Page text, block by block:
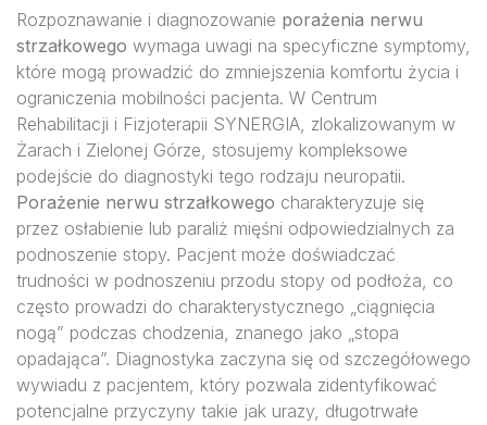
Rozpoznawanie i diagnozowanie porażenia nerwu
strzałkowego wymaga uwagi na specyficzne symptomy,
które mogą prowadzić do zmniejszenia komfortu życia i
ograniczenia mobilności pacjenta. W Centrum
Rehabilitacji i Fizjoterapii SYNERGIA, zlokalizowanym w
Żarach i Zielonej Górze, stosujemy kompleksowe
podejście do diagnostyki tego rodzaju neuropatii.
Porażenie nerwu strzałkowego charakteryzuje się
przez osłabienie lub paraliż mięśni odpowiedzialnych za
podnoszenie stopy. Pacjent może doświadczać
trudności w podnoszeniu przodu stopy od podłoża, co
często prowadzi do charakterystycznego „ciągnięcia
nogą” podczas chodzenia, znanego jako „stopa
opadająca”. Diagnostyka zaczyna się od szczegółowego
wywiadu z pacjentem, który pozwala zidentyfikować
potencjalne przyczyny takie jak urazy, długotrwałe